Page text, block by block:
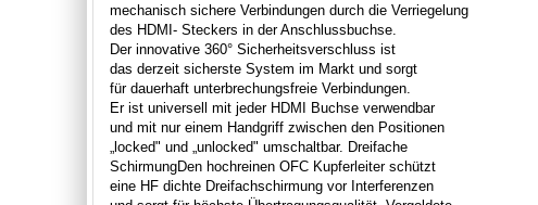
mechanisch sichere Verbindungen durch die Verriegelung
des HDMI- Steckers in der Anschlussbuchse.
Der innovative 360° Sicherheitsverschluss ist
das derzeit sicherste System im Markt und sorgt
für dauerhaft unterbrechungsfreie Verbindungen.
Er ist universell mit jeder HDMI Buchse verwendbar
und mit nur einem Handgriff zwischen den Positionen
„locked" und „unlocked" umschaltbar. Dreifache
SchirmungDen hochreinen OFC Kupferleiter schützt
eine HF dichte Dreifachschirmung vor Interferenzen